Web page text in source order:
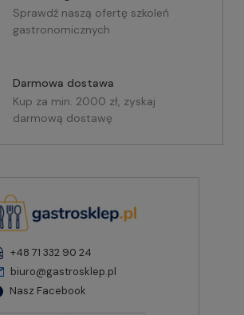
Sprawdź naszą ofertę szkoleń
gastronomicznych
Darmowa dostawa
Kup za min. 2000 zł, zyskaj
darmową dostawę
+48 71 332 90 24
biuro@gastrosklep.pl
Nasz Facebook